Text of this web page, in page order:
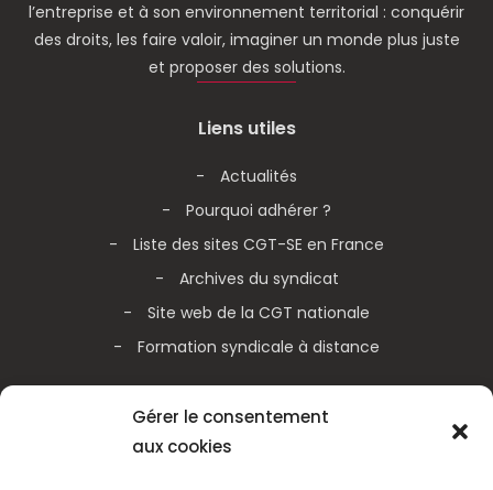
Gérer le consentement
aux cookies
l’entreprise et à son environnement territorial : conquérir
des droits, les faire valoir, imaginer un monde plus juste
et proposer des solutions.
Liens utiles
Actualités
Pourquoi adhérer ?
Liste des sites CGT-SE en France
Archives du syndicat
Site web de la CGT nationale
Formation syndicale à distance
Galerie vidéos
Actualités de la CGT nationale